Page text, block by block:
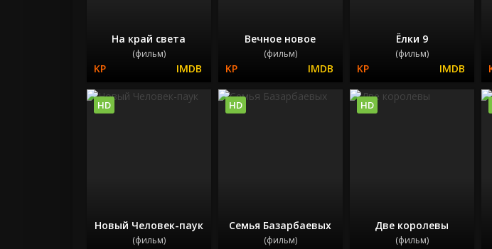
На край света
(фильм)
Вечное новое
(фильм)
Ёлки 9
(фильм)
Новый Человек-паук
(фильм)
HD
Семья Базарбаевых
(фильм)
HD
Две королевы
(фильм)
HD